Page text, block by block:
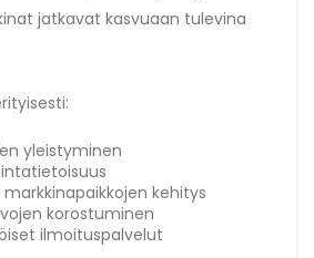
jatkavat kasvuaan tulevina
yleistyminen
kehitys
korostuminen
ilmoituspalvelut